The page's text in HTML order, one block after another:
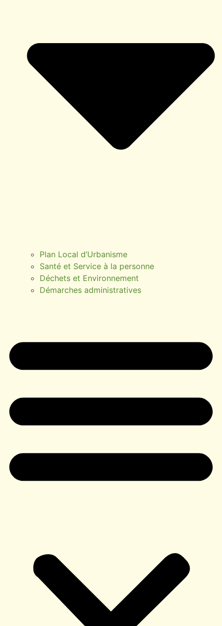
Plan Local d’Urbanisme
Santé et Service à la personne
Déchets et Environnement
Démarches administratives